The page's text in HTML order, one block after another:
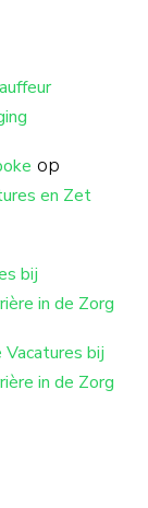
op
en Zet
bij
in de Zorg
bij
in de Zorg